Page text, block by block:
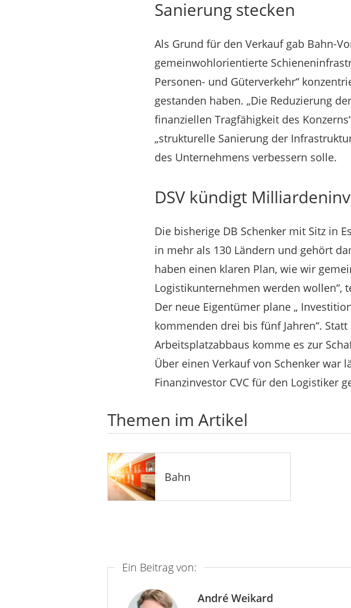
Sanierung stecken
Als Grund für den Verkauf gab Bahn-
gemeinwohlorientierte
Personen- und Güterverkehr“
gestanden haben. „Die Reduzierung
finanziellen Tragfähigkeit des
„strukturelle Sanierung der
des Unternehmens verbessern solle.
DSV kündigt
Die bisherige DB Schenker mit Sitz in
in mehr als 130 Ländern und gehört
haben einen klaren Plan, wie wir
Logistikunternehmen werden wollen“,
Der neue Eigentümer plane „
kommenden drei bis fünf Jahren“.
Arbeitsplatzabbaus komme es zur
Über einen Verkauf von Schenker war
Finanzinvestor CVC für den Logistiker
Themen im Artikel
Bahn
Ein Beitrag von:
André Weikard